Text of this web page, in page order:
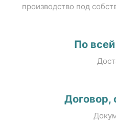
производство под
По
Договор,